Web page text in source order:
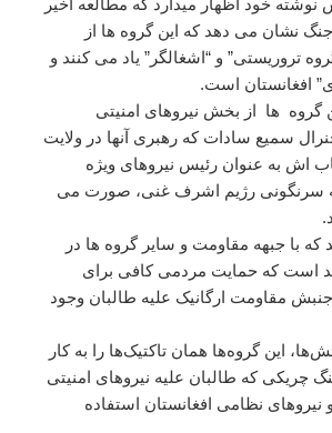
خود اظهار میدارد که مطالعه اخیر
نشان می دهد که این گروه ها از
تروریستی” و “اشغالگر” یاد می کنند و
افغانستان است.
گروه ها از بخش نیروهای امنیتی
سمیع سادات که رهبری آنها در ولایت
اش به عنوان رئیس نیروهای ویژه
سرنگونی رژیم اشرف غنی، صورت می
با جبهه مقاومت و سایر گروه ها در
است که حمایت مردمی کافی برای
مقاومت ارگانیک علیه طالبان وجود
این گروه‌ها همان تاکتیک‌ها را به کار
چریکی که طالبان علیه نیروهای امنیتی
و نیروهای نظامی افغانستان استفاده